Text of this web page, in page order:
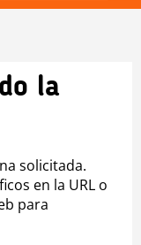
la
solicitada.
en la URL o
para